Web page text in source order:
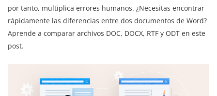
por tanto, multiplica errores humanos. ¿Necesitas encontrar
rápidamente las diferencias entre dos documentos de Word?
Aprende a comparar archivos DOC, DOCX, RTF y ODT en este
post.